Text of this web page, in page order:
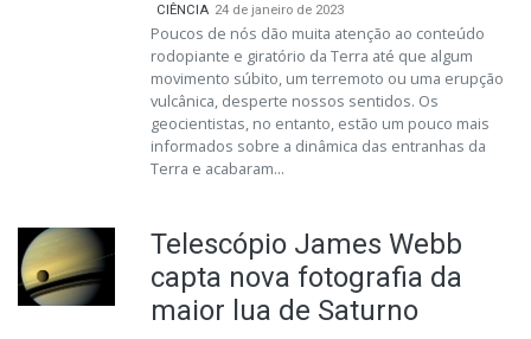
CIÊNCIA 24 de janeiro de 2023
Poucos de nós dão muita atenção ao conteúdo
rodopiante e giratório da Terra até que algum
movimento súbito, um terremoto ou uma erupção
vulcânica, desperte nossos sentidos. Os
geocientistas, no entanto, estão um pouco mais
informados sobre a dinâmica das entranhas da
Terra e acabaram...
Telescópio James Webb
capta nova fotografia da
maior lua de Saturno